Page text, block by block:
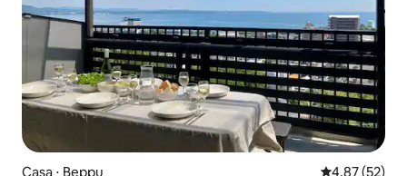
Casa ⋅ Beppu 4,87 de uma
4,87 (52)